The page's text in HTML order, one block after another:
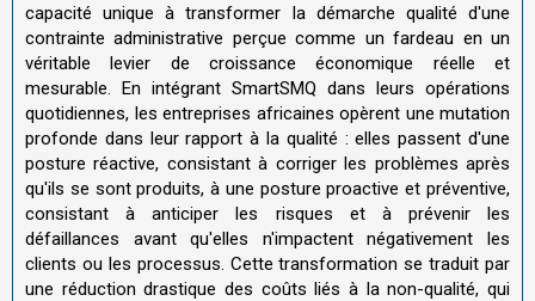
capacité unique à transformer la démarche qualité d'une
contrainte administrative perçue comme un fardeau en un
véritable levier de croissance économique réelle et
mesurable. En intégrant SmartSMQ dans leurs opérations
quotidiennes, les entreprises africaines opèrent une mutation
profonde dans leur rapport à la qualité : elles passent d'une
posture réactive, consistant à corriger les problèmes après
qu'ils se sont produits, à une posture proactive et préventive,
consistant à anticiper les risques et à prévenir les
défaillances avant qu'elles n'impactent négativement les
clients ou les processus. Cette transformation se traduit par
une réduction drastique des coûts liés à la non-qualité, qui